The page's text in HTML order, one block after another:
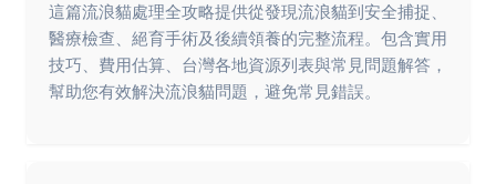
這篇流浪貓處理全攻略提供從發現流浪貓到安全捕捉、
醫療檢查、絕育手術及後續領養的完整流程。包含實用
技巧、費用估算、台灣各地資源列表與常見問題解答，
幫助您有效解決流浪貓問題，避免常見錯誤。